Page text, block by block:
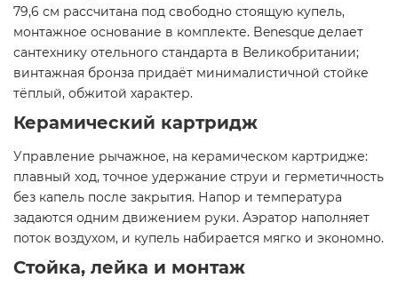
79,6 см рассчитана под свободно стоящую купель,
монтажное основание в комплекте. Benesque делает
сантехнику отельного стандарта в Великобритании;
винтажная бронза придаёт минималистичной стойке
тёплый, обжитой характер.
Керамический картридж
Управление рычажное, на керамическом картридже:
плавный ход, точное удержание струи и герметичность
без капель после закрытия. Напор и температура
задаются одним движением руки. Аэратор наполняет
поток воздухом, и купель набирается мягко и экономно.
Стойка, лейка и монтаж